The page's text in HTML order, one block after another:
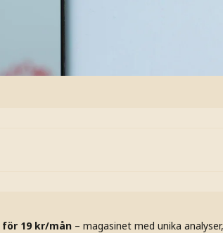
för 19 kr/mån – magasinet med unika